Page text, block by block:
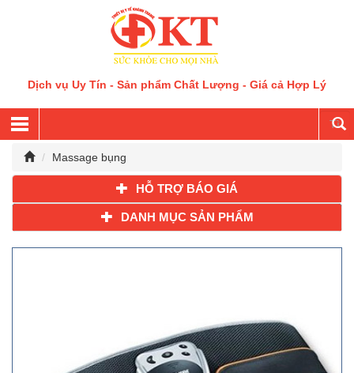
Dịch vụ Uy Tín - Sản phẩm Chất Lượng - Giá cả Hợp Lý
Massage bụng
HỖ TRỢ BÁO GIÁ
DANH MỤC SẢN PHẨM